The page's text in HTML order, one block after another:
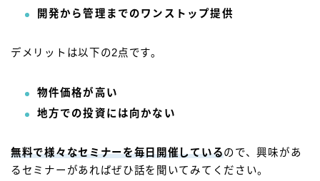
開発から管理までのワンストップ提供
デメリットは以下の2点です。
物件価格が高い
地方での投資には向かない
無料で様々なセミナーを毎日開催しているので、興味があ
るセミナーがあればぜひ話を聞いてみてください。